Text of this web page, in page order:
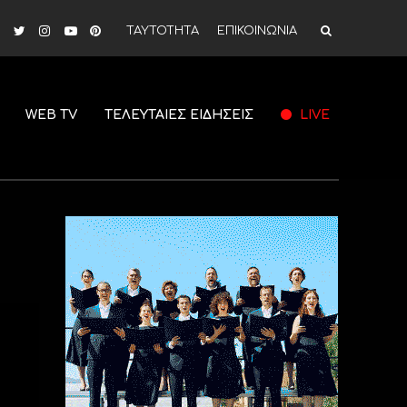
ΤΑΥΤΟΤΗΤΑ ΕΠΙΚΟΙΝΩΝΙΑ
WEB TV ΤΕΛΕΥΤΑΙΕΣ ΕΙΔΗΣΕΙΣ LIVE